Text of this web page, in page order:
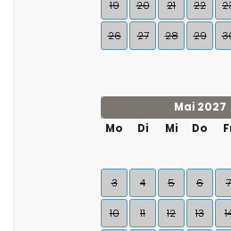
19 20 21 22
26 27 28 29
Mai 2027
Mo
Di Mi Do
3 4 5 6 7
10 11 12 13